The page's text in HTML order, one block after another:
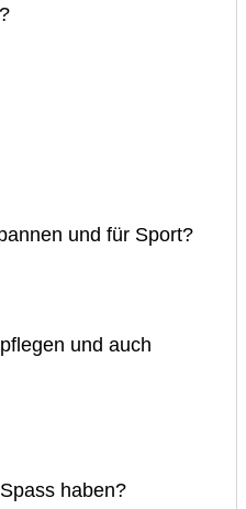
und für Sport?
und auch
haben?